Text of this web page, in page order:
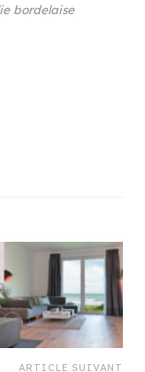
bordelaise
ARTICLE SUIVANT